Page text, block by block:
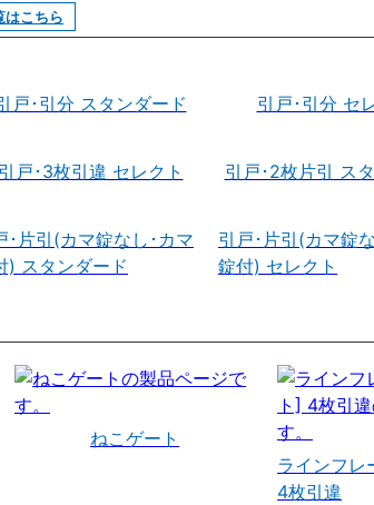
はこちら
戸･引分 スタンダード 引戸･引分 セ
引戸･3枚引違 セレクト 引戸･2枚片引 ス
･片引(カマ錠なし･カマ
) スタンダード
引戸･片引(カマ錠
錠付) セレクト
ねこゲート
ラインフレ
4枚引違